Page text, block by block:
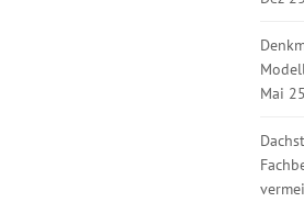
Mai